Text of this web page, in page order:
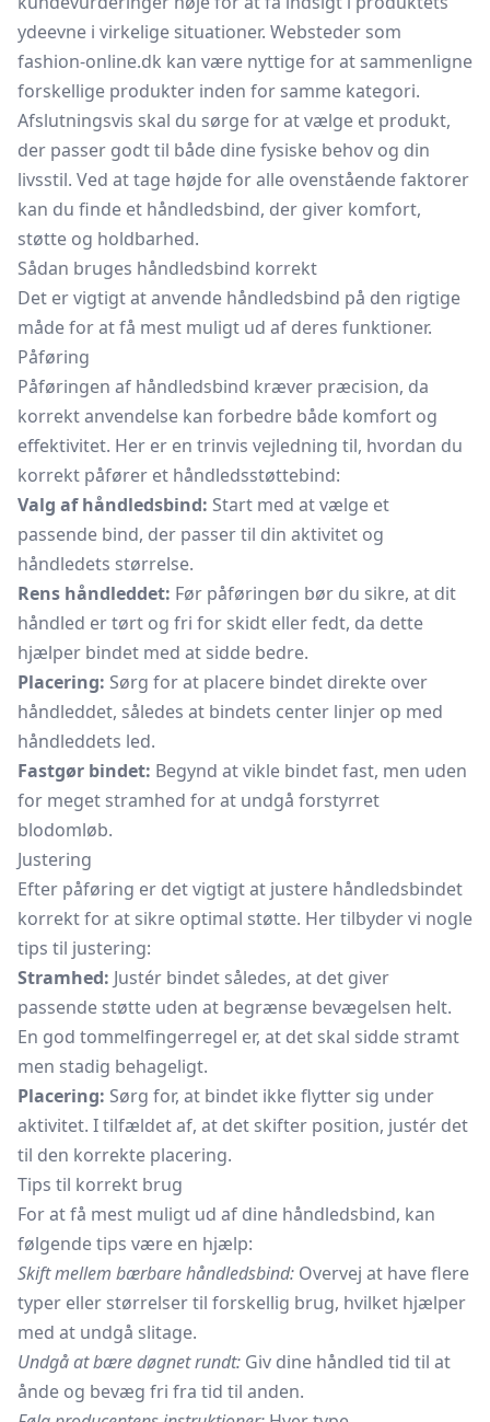
ydeevne i virkelige situationer. Websteder som
fashion-online.dk kan være nyttige for at sammenligne
forskellige produkter inden for samme kategori.
Afslutningsvis skal du sørge for at vælge et produkt,
der passer godt til både dine fysiske behov og din
livsstil. Ved at tage højde for alle ovenstående faktorer
kan du finde et håndledsbind, der giver komfort,
støtte og holdbarhed.
Sådan bruges håndledsbind korrekt
Det er vigtigt at anvende håndledsbind på den rigtige
måde for at få mest muligt ud af deres funktioner.
Påføring
Påføringen af håndledsbind kræver præcision, da
korrekt anvendelse kan forbedre både komfort og
effektivitet. Her er en trinvis vejledning til, hvordan du
korrekt påfører et håndledsstøttebind:
Valg af håndledsbind: Start med at vælge et
passende bind, der passer til din aktivitet og
håndledets størrelse.
Rens håndleddet: Før påføringen bør du sikre, at dit
håndled er tørt og fri for skidt eller fedt, da dette
hjælper bindet med at sidde bedre.
Placering: Sørg for at placere bindet direkte over
håndleddet, således at bindets center linjer op med
håndleddets led.
Fastgør bindet: Begynd at vikle bindet fast, men uden
for meget stramhed for at undgå forstyrret
blodomløb.
Justering
Efter påføring er det vigtigt at justere håndledsbindet
korrekt for at sikre optimal støtte. Her tilbyder vi nogle
tips til justering:
Stramhed: Justér bindet således, at det giver
passende støtte uden at begrænse bevægelsen helt.
En god tommelfingerregel er, at det skal sidde stramt
men stadig behageligt.
Placering: Sørg for, at bindet ikke flytter sig under
aktivitet. I tilfældet af, at det skifter position, justér det
til den korrekte placering.
Tips til korrekt brug
For at få mest muligt ud af dine håndledsbind, kan
følgende tips være en hjælp:
Skift mellem bærbare håndledsbind: Overvej at have flere
typer eller størrelser til forskellig brug, hvilket hjælper
med at undgå slitage.
Undgå at bære døgnet rundt: Giv dine håndled tid til at
ånde og bevæg fri fra tid til anden.